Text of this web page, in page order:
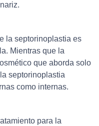
la septorinoplastia es
Mientras que la
que aborda solo
septorinoplastia
como internas.
para la